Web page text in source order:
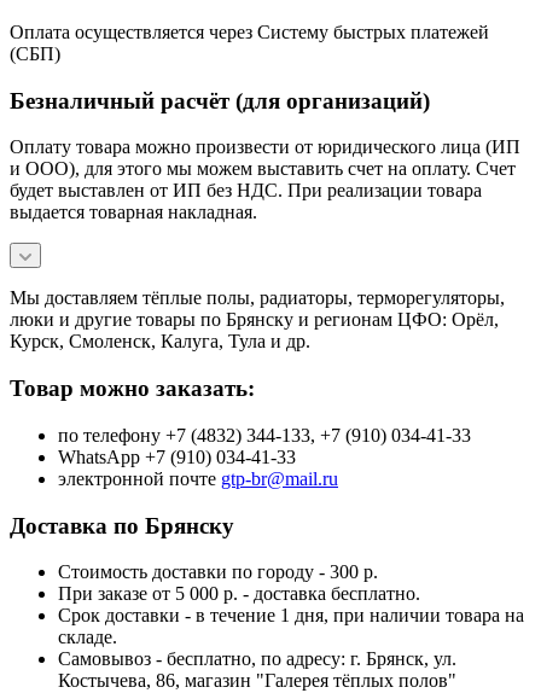
Оплата осуществляется через Систему быстрых платежей
(СБП)
Безналичный расчёт (для организаций)
Оплату товара можно произвести от юридического лица (ИП
и ООО), для этого мы можем выставить счет на оплату. Счет
будет выставлен от ИП без НДС. При реализации товара
выдается товарная накладная.
Мы доставляем тёплые полы, радиаторы, терморегуляторы,
люки и другие товары по Брянску и регионам ЦФО: Орёл,
Курск, Смоленск, Калуга, Тула и др.
Товар можно заказать:
по телефону +7 (4832) 344-133, +7 (910) 034-41-33
WhatsApp +7 (910) 034-41-33
электронной почте gtp-br@mail.ru
Доставка по Брянску
Стоимость доставки по городу - 300 р.
При заказе от 5 000 р. - доставка бесплатно.
Срок доставки - в течение 1 дня, при наличии товара на
складе.
Самовывоз - бесплатно, по адресу: г. Брянск, ул.
Костычева, 86, магазин "Галерея тёплых полов"